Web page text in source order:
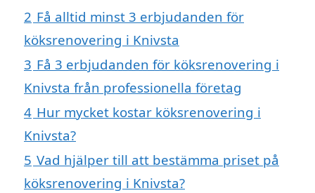
2 Få alltid minst 3 erbjudanden för
köksrenovering i Knivsta
3 Få 3 erbjudanden för köksrenovering i
Knivsta från professionella företag
4 Hur mycket kostar köksrenovering i
Knivsta?
5 Vad hjälper till att bestämma priset på
köksrenovering i Knivsta?